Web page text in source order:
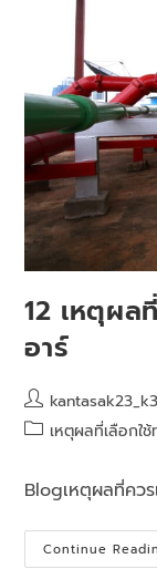
12 เหตุผล
อาร์
เหตุผลที่เลือกใ
Blogเหตุผลที่คว
Continue